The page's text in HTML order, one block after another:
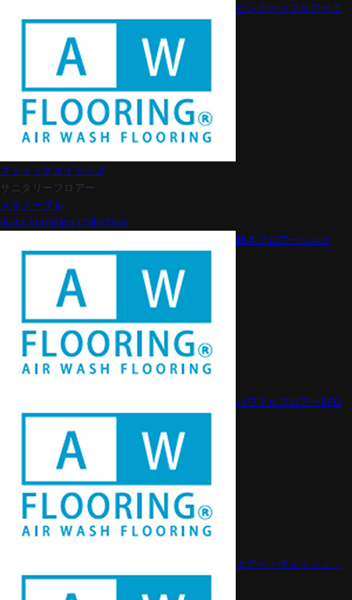
ビンテージフロアーラ
スティックエイジング
サニタリーフロアー
メラノーブル
ikuta Standard Collection
銘木フロアーシルク
パワフルフロアーREO
エアー・ウォッシュ・